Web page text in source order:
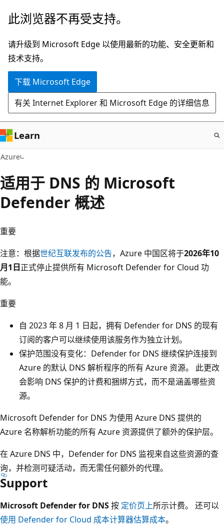
跳
主
要
内
此浏览器不再受支持。
请升级到 Microsoft Edge 以使用最新的功能、安全更新和
技术支持。
下载 Microsoft Edge
有关 Internet Explorer 和 Microsoft Edge 的详细信息
Learn
Azure
适用于 DNS 的 Microsoft
Defender 概述
重要
注意：根据世纪互联发布的公告，Azure 中国区将于2026年10
月1日正式停止提供所有 Microsoft Defender for Cloud 功
能。
重要
自 2023 年 8 月 1 日起，拥有 Defender for DNS 的现有
订阅的客户可以继续使用该服务作为独立计划。
保护范围没有变化：Defender for DNS 继续保护连接到
Azure 的默认 DNS 解析程序的所有 Azure 资源。 此更改
会影响 DNS 保护的计费和捆绑方式，而不是涵盖哪些资
源。
Microsoft Defender for DNS 为使用 Azure DNS 提供的
Azure 名称解析功能的所有 Azure 资源提供了额外的保护层。
在 Azure DNS 中，Defender for DNS 监视来自这些资源的查
询，并检测可疑活动，而无需任何额外的代理。
Support
Microsoft Defender for DNS按 定价页上所示计费。 还可以
使用 Defender for Cloud 成本计算器估算成本。